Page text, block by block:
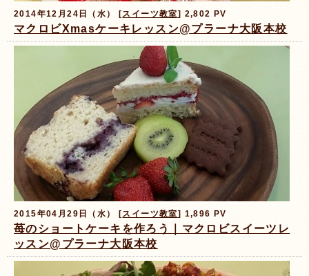
2014年12月24日（水） [スイーツ教室] 2,802 PV
マクロビXmasケーキレッスン@プラーナ大阪本校
2015年04月29日（水） [スイーツ教室] 1,896 PV
苺のショートケーキを作ろう｜マクロビスイーツレ
ッスン@プラーナ大阪本校